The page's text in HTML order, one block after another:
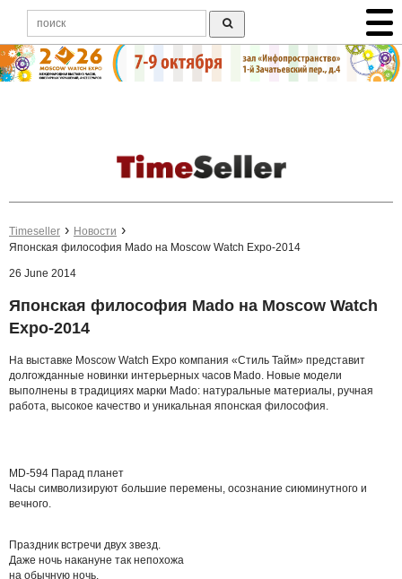
Timeseller
Новости
Японская философия Mado на Moscow Watch Expo-2014
26 June 2014
Японская философия Mado на Moscow Watch
Expo-2014
На выставке Moscow Watch Expo компания «Стиль Тайм» представит
долгожданные новинки интерьерных часов Mado. Новые модели
выполнены в традициях марки Mado: натуральные материалы, ручная
работа, высокое качество и уникальная японская философия.
MD-594 Парад планет
Часы символизируют большие перемены, осознание сиюминутного и
вечного.
Праздник встречи двух звезд.
Даже ночь накануне так непохожа
на обычную ночь.